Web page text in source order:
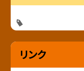
リンク